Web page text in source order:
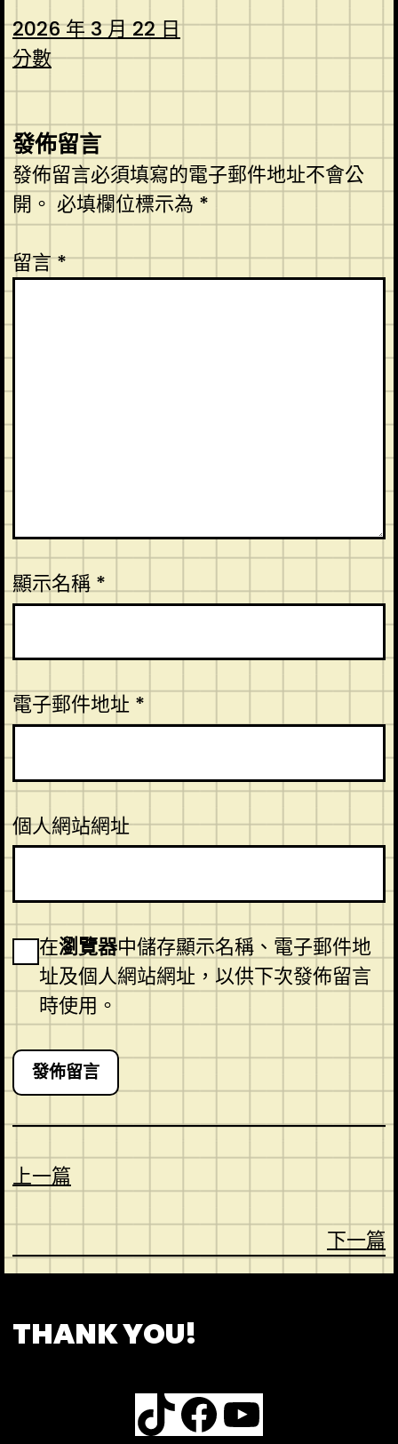
2026 年 3 月 22 日
分數
發佈留言
發佈留言必須填寫的電子郵件地址不會公
開。 必填欄位標示為 *
留言*
顯示名稱*
電子郵件地址 *
個人網站網址
在瀏覽器中儲存顯示名稱、電子郵件地
址及個人網站網址，以供下次發佈留言
時使用。
上一篇
下一篇
THANK YOU!
TikTok Facebook YouTube